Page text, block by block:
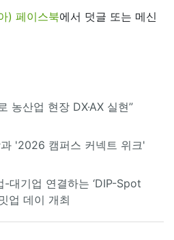
) 페이스북에서 덧글 또는 메신
농산업 현장 DX·AX 실현”
'2026 캠퍼스 커넥트 위크'
대기업 연결하는 ‘DIP-Spot
업 데이 개최